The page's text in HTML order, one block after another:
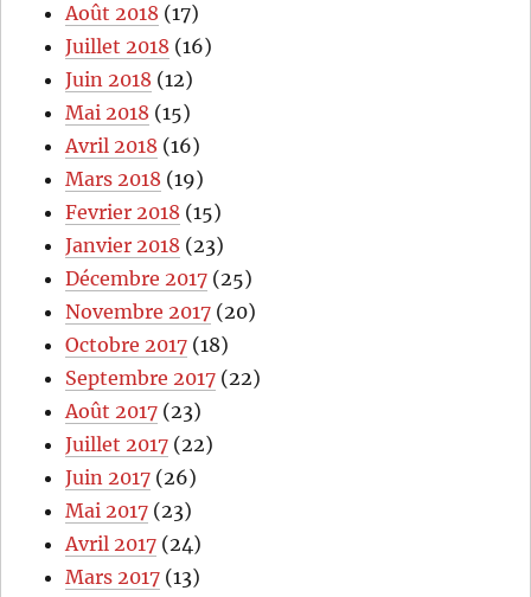
Août 2018 (17)
Juillet 2018 (16)
Juin 2018 (12)
Mai 2018 (15)
Avril 2018 (16)
Mars 2018 (19)
Fevrier 2018 (15)
Janvier 2018 (23)
Décembre 2017 (25)
Novembre 2017 (20)
Octobre 2017 (18)
Septembre 2017 (22)
Août 2017 (23)
Juillet 2017 (22)
Juin 2017 (26)
Mai 2017 (23)
Avril 2017 (24)
Mars 2017 (13)